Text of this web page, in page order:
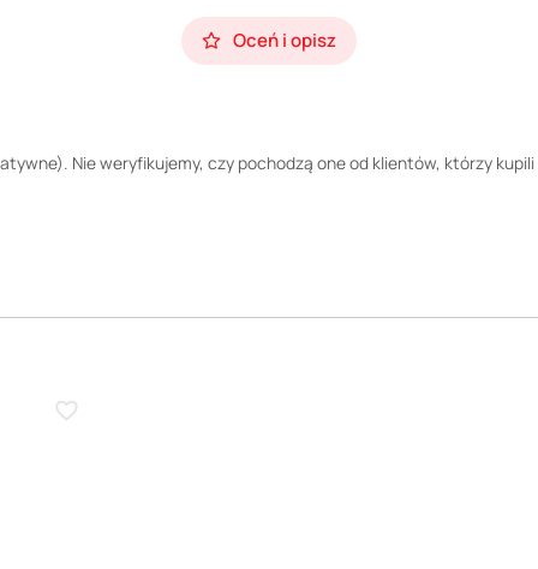
Oceń i opisz
Nie weryfikujemy, czy pochodzą one od klientów, którzy